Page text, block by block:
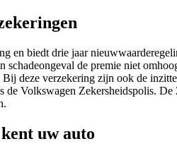
en biedt drie jaar
schadeongeval de premie niet
deze verzekering zijn ook de
Volkswagen Zekersheidspolis. De
uw auto